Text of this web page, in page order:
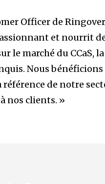
Officer de
et nourrit
le marché du CCaS,
Nous bénéficions
de notre
nos clients. »